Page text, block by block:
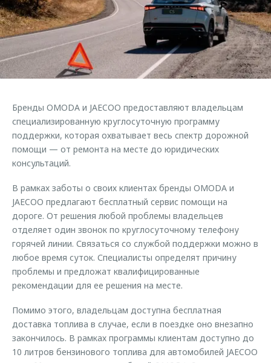
Страхование
Кредитный калькулятор
Аксессуары
Одежда и сувениры
Запчасти
Трейд-ин
Калькулятор трейд-ин
Клиентская поддержка
O&J Автоклуб
Клуб владельцев OMODA
Приложение O&J
Одежда и сувениры
Оригинальные аксессуары
Запчасти
Обратная связь
Бренды OMODA и JAECOO предоставляют владельцам
специализированную круглосуточную программу
поддержки, которая охватывает весь спектр дорожной
помощи — от ремонта на месте до юридических
консультаций.
В рамках заботы о своих клиентах бренды OMODA и
JAECOO предлагают бесплатный сервис помощи на
дороге. От решения любой проблемы владельцев
отделяет один звонок по круглосуточному телефону
горячей линии. Связаться со службой поддержки можно в
любое время суток. Специалисты определят причину
проблемы и предложат квалифицированные
рекомендации для ее решения на месте.
Помимо этого, владельцам доступна бесплатная
доставка топлива в случае, если в поездке оно внезапно
закончилось. В рамках программы клиентам доступно до
10 литров бензинового топлива для автомобилей JAECOO